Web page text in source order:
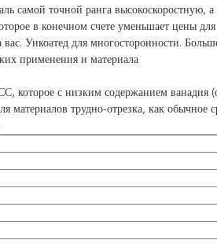
самой точной ранга высокоскоростную,
в конечном счете уменьшает цены
вас. Ункоатед для многосторонности.
применения и материала
с низким содержанием ванадия
материалов трудно-отрезка, как обычное